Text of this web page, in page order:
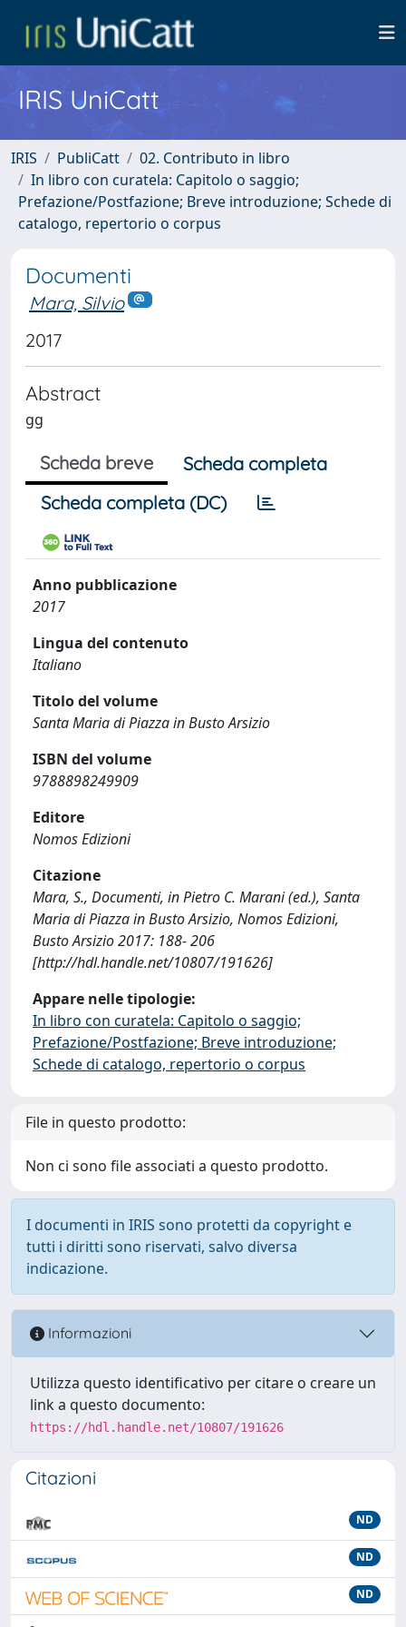
IRIS UniCatt
IRIS PubliCatt
02. Contributo in libro
In libro con curatela: Capitolo o saggio;
Prefazione/Postfazione; Breve introduzione; Schede di
catalogo, repertorio o corpus
Documenti
Mara, Silvio
2017
Abstract
gg
Scheda breve
Scheda completa
Scheda completa (DC)
Anno pubblicazione
2017
Lingua del contenuto
Italiano
Titolo del volume
Santa Maria di Piazza in Busto Arsizio
ISBN del volume
9788898249909
Editore
Nomos Edizioni
Citazione
Mara, S., Documenti, in Pietro C. Marani (ed.), Santa
Maria di Piazza in Busto Arsizio, Nomos Edizioni,
Busto Arsizio 2017: 188- 206
[http://hdl.handle.net/10807/191626]
Appare nelle tipologie:
In libro con curatela: Capitolo o saggio;
Prefazione/Postfazione; Breve introduzione;
Schede di catalogo, repertorio o corpus
File in questo prodotto:
Non ci sono file associati a questo prodotto.
I documenti in IRIS sono protetti da copyright e
tutti i diritti sono riservati, salvo diversa
indicazione.
Informazioni
Utilizza questo identificativo per citare o creare un
link a questo documento:
https://hdl.handle.net/10807/191626
Citazioni
ND
ND
ND